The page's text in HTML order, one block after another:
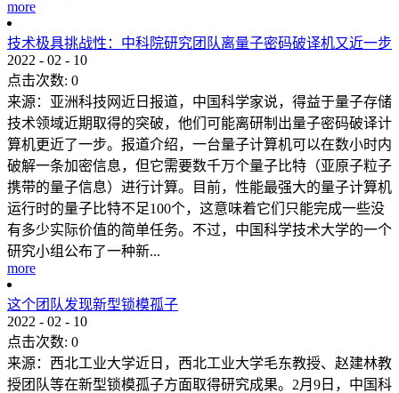
more
技术极具挑战性：中科院研究团队离量子密码破译机又近一步
2022 - 02 - 10
点击次数: 0
来源：亚洲科技网近日报道，中国科学家说，得益于量子存储
技术领域近期取得的突破，他们可能离研制出量子密码破译计
算机更近了一步。报道介绍，一台量子计算机可以在数小时内
破解一条加密信息，但它需要数千万个量子比特（亚原子粒子
携带的量子信息）进行计算。目前，性能最强大的量子计算机
运行时的量子比特不足100个，这意味着它们只能完成一些没
有多少实际价值的简单任务。不过，中国科学技术大学的一个
研究小组公布了一种新...
more
这个团队发现新型锁模孤子
2022 - 02 - 10
点击次数: 0
来源：西北工业大学近日，西北工业大学毛东教授、赵建林教
授团队等在新型锁模孤子方面取得研究成果。2月9日，中国科